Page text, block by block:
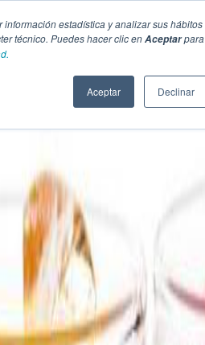
estadística y analizar sus hábitos
técnico. Puedes hacer clic enAceptarpara
Aceptar Declinar